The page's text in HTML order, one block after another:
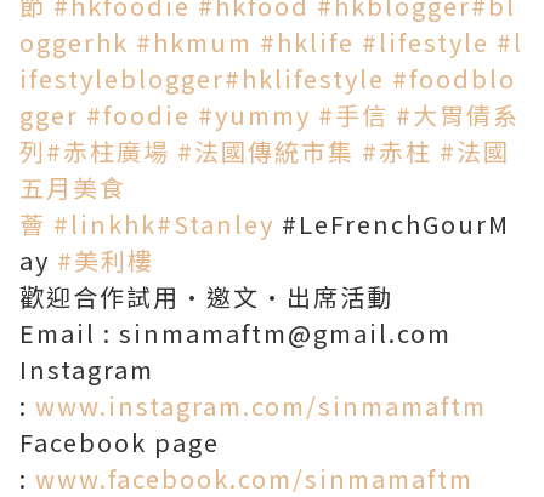
oggerhk #hkmum #hklife #lifestyle #l
ifestyleblogger#hklifestyle #foodblo
gger #foodie #yummy #手信 #大胃倩系
列#赤柱廣場 #法國傳統市集 #赤柱 #法國
五月美食
薈 #linkhk#Stanley #LeFrenchGourM
ay #美利樓
歡迎合作試用·邀文·出席活動
Email : sinmamaftm@gmail.com
Instagram
: www.instagram.com/sinmamaftm
Facebook page
: www.facebook.com/sinmamaftm